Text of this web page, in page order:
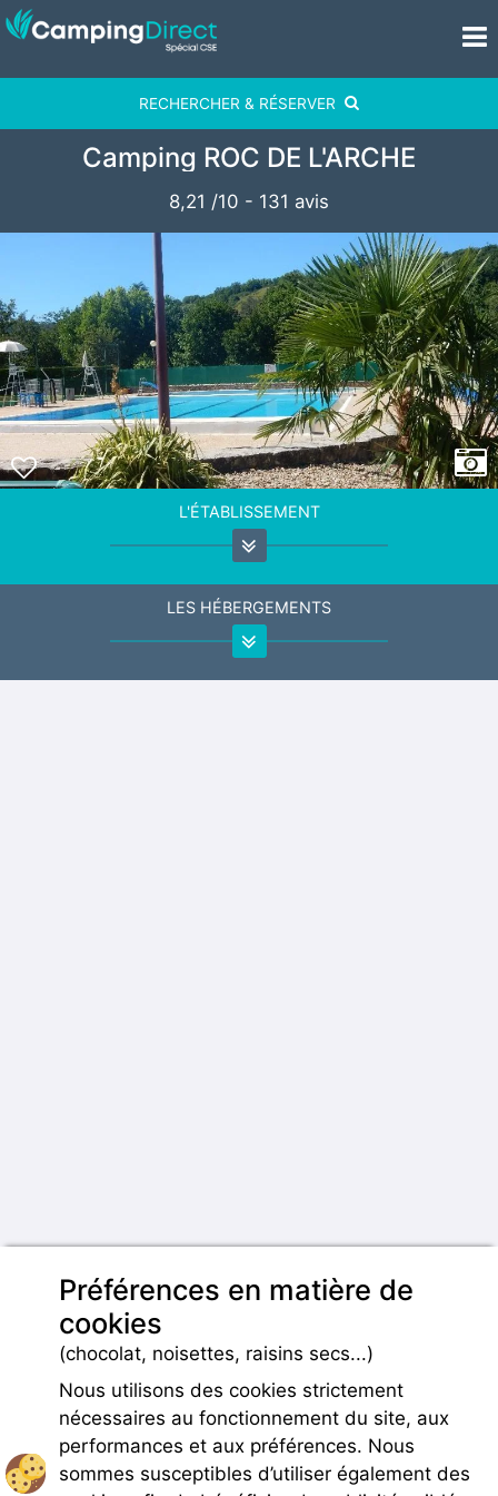
RECHERCHER & RÉSERVER
Camping ROC DE L'ARCHE
8,21 /10 - 131 avis
L'ÉTABLISSEMENT
LES HÉBERGEMENTS
Préférences en matière de
cookies
(chocolat, noisettes, raisins secs...)
Nous utilisons des cookies strictement
nécessaires au fonctionnement du site, aux
performances et aux préférences. Nous
sommes susceptibles d’utiliser également des